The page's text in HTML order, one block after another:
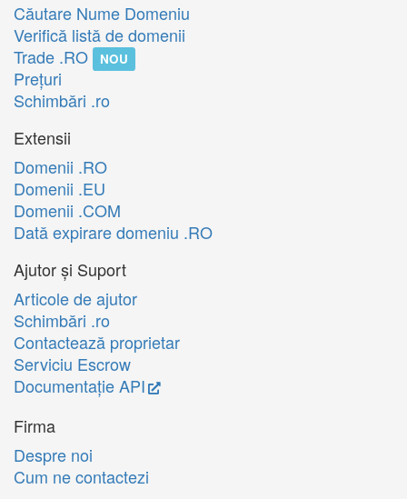
Căutare Nume Domeniu
Verifică listă de domenii
Trade .RO
NOU
Preţuri
Schimbări .ro
Extensii
Domenii .RO
Domenii .EU
Domenii .COM
Dată expirare domeniu .RO
Ajutor și Suport
Articole de ajutor
Schimbări .ro
Contactează proprietar
Serviciu Escrow
Documentație API
Firma
Despre noi
Cum ne contactezi